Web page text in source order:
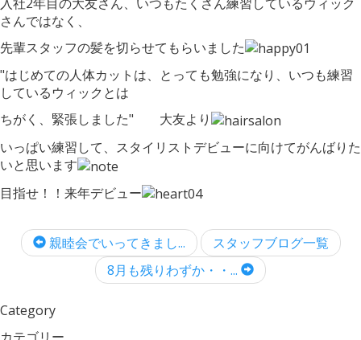
さんではなく、
先輩スタッフの髪を切らせてもらいました
"はじめての人体カットは、とっても勉強になり、いつも練習
しているウィックとは
ちがく、緊張しました" 大友より
いっぱい練習して、スタイリストデビューに向けてがんばりた
いと思います
目指せ！！来年デビュー
親睦会でいってきまし...
スタッフブログ一覧
8月も残りわずか・・...
Category